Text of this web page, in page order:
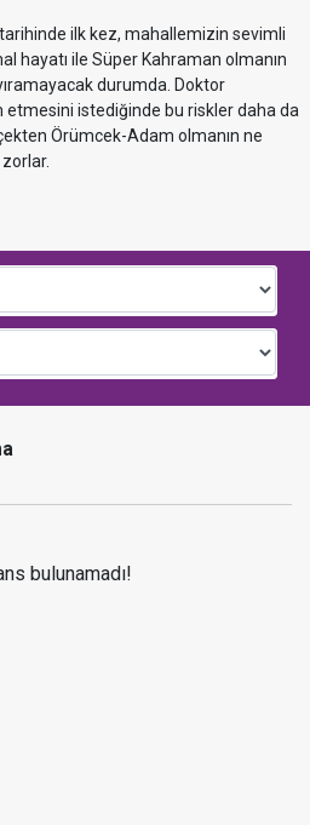
ilk kez, mahallemizin sevimli
hayatı ile Süper Kahraman olmanın
durumda. Doktor
etmesini istediğinde bu riskler daha da
Örümcek-Adam olmanın ne
bulunamadı!